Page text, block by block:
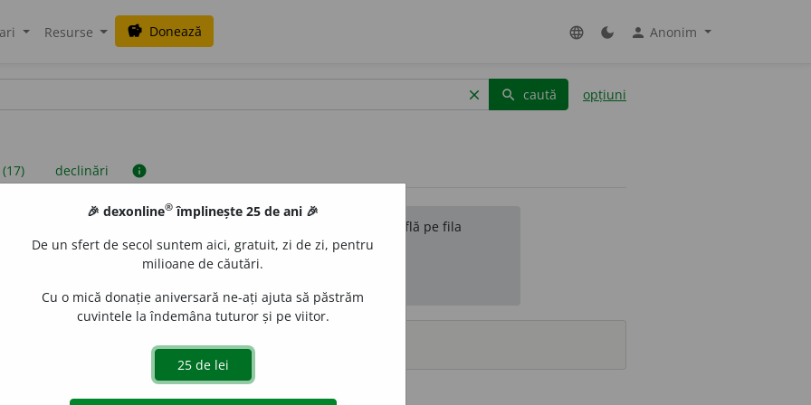
Resurse savings Donează language dark_mode person Anonim
clear search caută opțiuni
declinări info
sunt compilate de echipa dexonline. Definițiile originale se află pe fila
reordona filele pe pagina depreferințe.
surse
feminin
🎉 dexonline® împlinește 25 de ani 🎉
De un sfert de secol suntem aici, gratuit, zi de zi, pentru
milioane de căutări.
Cu o mică donație aniversară ne-ați ajuta să păstrăm
cuvintele la îndemâna tuturor și pe viitor.